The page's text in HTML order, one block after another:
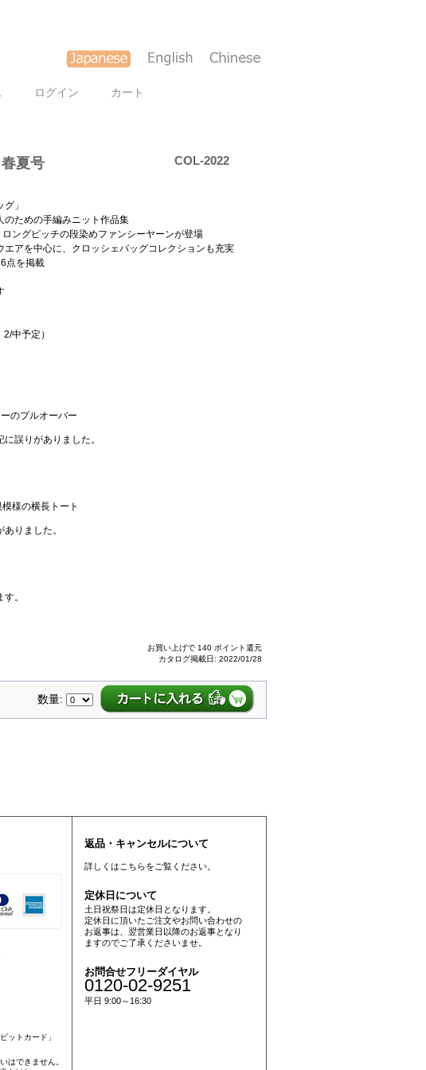
ログイン カート
夏号 COL-2022
」
のための手編みニット作品集
ングピッチの段染めファンシーヤーンが登場
アを中心に、クロッシェバッグコレクションも充実
点を掲載
中予定）
のプルオーバー
誤りがありました。
様の横長トート
りました。
。
お買い上げで 140 ポイント還元
カタログ掲載日: 2022/01/28
数量:
ットカード」
はできません。
返品・キャンセルについて
詳しくは こちらをご覧ください。
定休日について
土日祝祭日は定休日となります。
定休日に頂いたご注文やお問い合わせの
お返事は、翌営業日以降のお返事となり
ますのでご了承くださいませ。
お問合せフリーダイヤル
0120-02-9251
平日 9:00～16:30